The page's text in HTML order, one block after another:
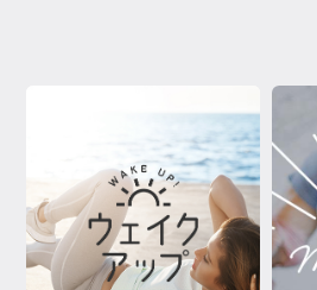
ログイン
会員規約について